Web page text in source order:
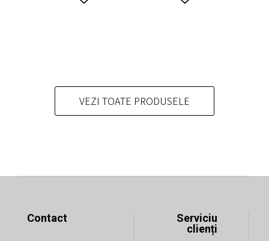
VEZI TOATE PRODUSELE
Contact
Serviciu
clienți